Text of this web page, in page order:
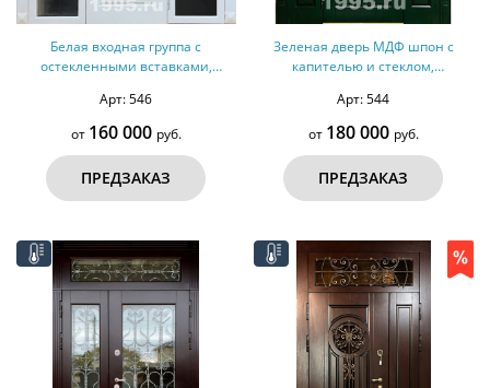
Белая входная группа с
остекленными вставками,
Арт: 546
от 160 000 руб.
ПРЕДЗАКАЗ
Зеленая дверь МДФ шпон с
капителью и стеклом,
Арт: 544
от 180 000 руб.
ПРЕДЗАКАЗ